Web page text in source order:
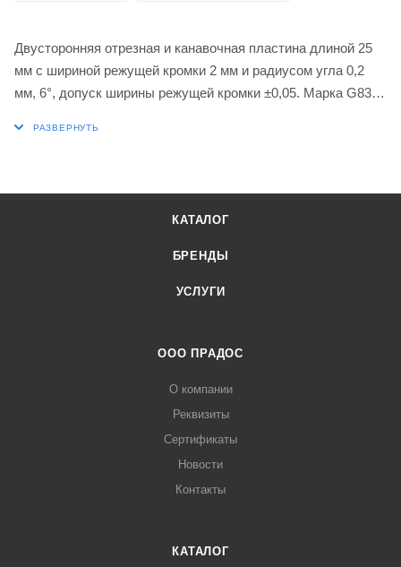
Двусторонняя отрезная и канавочная пластина длиной 25
мм с шириной режущей кромки 2 мм и радиусом угла 0,2
мм, 6°, допуск ширины режущей кромки ±0,05. Марка G8330
КАТАЛОГ
БРЕНДЫ
УСЛУГИ
ООО ПРАДОС
О компании
Реквизиты
Сертификаты
Новости
Контакты
КАТАЛОГ